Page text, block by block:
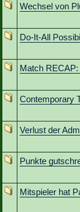
Wechsel von
Do-It-All
Match
Contemporary
Verlust der
Punkte
Mitspieler hat